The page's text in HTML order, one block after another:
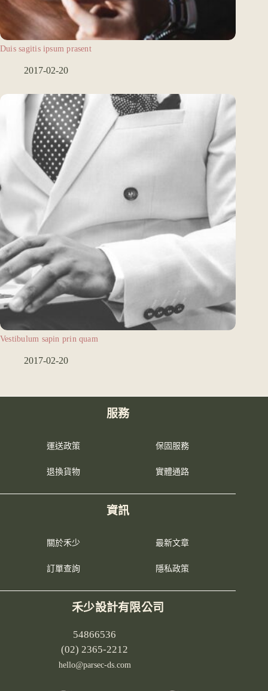
Duis sagitis ipsum prasent
2017-02-20
Vestibulum sapin prin quam
2017-02-20
服務
運送政策 保固服務
退換貨物 實體通路
資訊
關於禾少 最新文章
訂單查詢 隱私政策
禾少設計有限公司
54866536
(02) 2365-2212
hello@parsec-ds.com